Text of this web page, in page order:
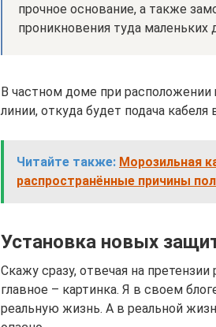
прочное основание, а также
проникновения туда маленьких
В частном доме при
линии, откуда будет подача
Читайте также: Морозильная
распространённые причины
Установка новых
Скажу сразу, отвечая на
главное – картинка. Я в своем
реальную жизнь. А в реальной